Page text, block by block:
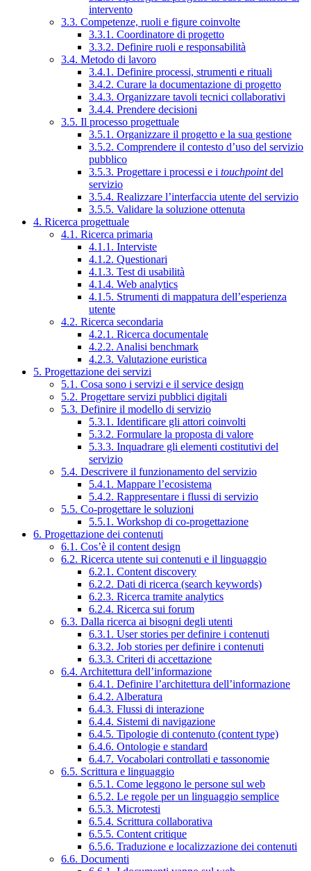
intervento
3.3. Competenze, ruoli e figure coinvolte
3.3.1. Coordinatore di progetto
3.3.2. Definire ruoli e responsabilità
3.4. Metodo di lavoro
3.4.1. Definire processi, strumenti e rituali
3.4.2. Curare la documentazione di progetto
3.4.3. Organizzare tavoli tecnici collaborativi
3.4.4. Prendere decisioni
3.5. Il processo progettuale
3.5.1. Organizzare il progetto e la sua gestione
3.5.2. Comprendere il contesto d’uso del servizio
pubblico
3.5.3. Progettare i processi e i touchpointdel
servizio
3.5.4. Realizzare l’interfaccia utente del servizio
3.5.5. Validare la soluzione ottenuta
4. Ricerca progettuale
4.1. Ricerca primaria
4.1.1. Interviste
4.1.2. Questionari
4.1.3. Test di usabilità
4.1.4. Web analytics
4.1.5. Strumenti di mappatura dell’esperienza
utente
4.2. Ricerca secondaria
4.2.1. Ricerca documentale
4.2.2. Analisi benchmark
4.2.3. Valutazione euristica
5. Progettazione dei servizi
5.1. Cosa sono i servizi e il service design
5.2. Progettare servizi pubblici digitali
5.3. Definire il modello di servizio
5.3.1. Identificare gli attori coinvolti
5.3.2. Formulare la proposta di valore
5.3.3. Inquadrare gli elementi costitutivi del
servizio
5.4. Descrivere il funzionamento del servizio
5.4.1. Mappare l’ecosistema
5.4.2. Rappresentare i flussi di servizio
5.5. Co-progettare le soluzioni
5.5.1. Workshop di co-progettazione
6. Progettazione dei contenuti
6.1. Cos’è il content design
6.2. Ricerca utente sui contenuti e il linguaggio
6.2.1. Content discovery
6.2.2. Dati di ricerca (search keywords)
6.2.3. Ricerca tramite analytics
6.2.4. Ricerca sui forum
6.3. Dalla ricerca ai bisogni degli utenti
6.3.1. User stories per definire i contenuti
6.3.2. Job stories per definire i contenuti
6.3.3. Criteri di accettazione
6.4. Architettura dell’informazione
6.4.1. Definire l’architettura dell’informazione
6.4.2. Alberatura
6.4.3. Flussi di interazione
6.4.4. Sistemi di navigazione
6.4.5. Tipologie di contenuto (content type)
6.4.6. Ontologie e standard
6.4.7. Vocabolari controllati e tassonomie
6.5. Scrittura e linguaggio
6.5.1. Come leggono le persone sul web
6.5.2. Le regole per un linguaggio semplice
6.5.3. Microtesti
6.5.4. Scrittura collaborativa
6.5.5. Content critique
6.5.6. Traduzione e localizzazione dei contenuti
6.6. Documenti